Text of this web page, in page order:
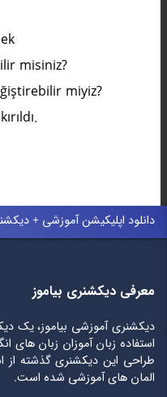
misiniz?
miyiz?
دانلود اپلیکیشن آموزشی +
معرفی دیکشنری بیاموز
دیکشنری آموزشی بیاموز، یک
استفاده زبان آموزان زبان های
طراحی این دیکشنری گذشته از
المان های آموزشی شده است.